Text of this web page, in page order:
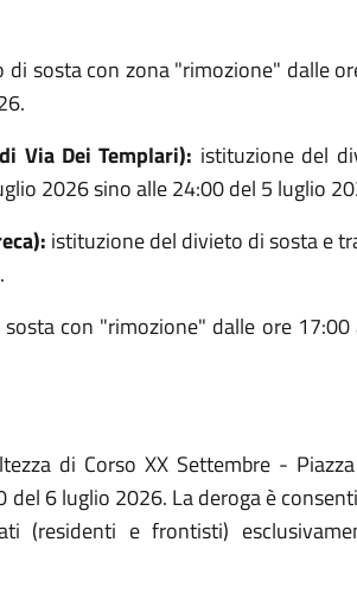
sosta con zona "rimozione" dalle
.
Via Dei Templari): istituzione del
2026 sino alle 24:00 del 5 luglio
istituzione del divieto di sosta e
.
con "rimozione" dalle ore 17:00
di Corso XX Settembre -
del 6 luglio 2026. La deroga è
(residenti e frontisti)